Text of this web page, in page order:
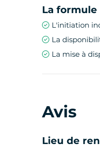
La
L'initiation
La
La mise à
Avis
Lieu de